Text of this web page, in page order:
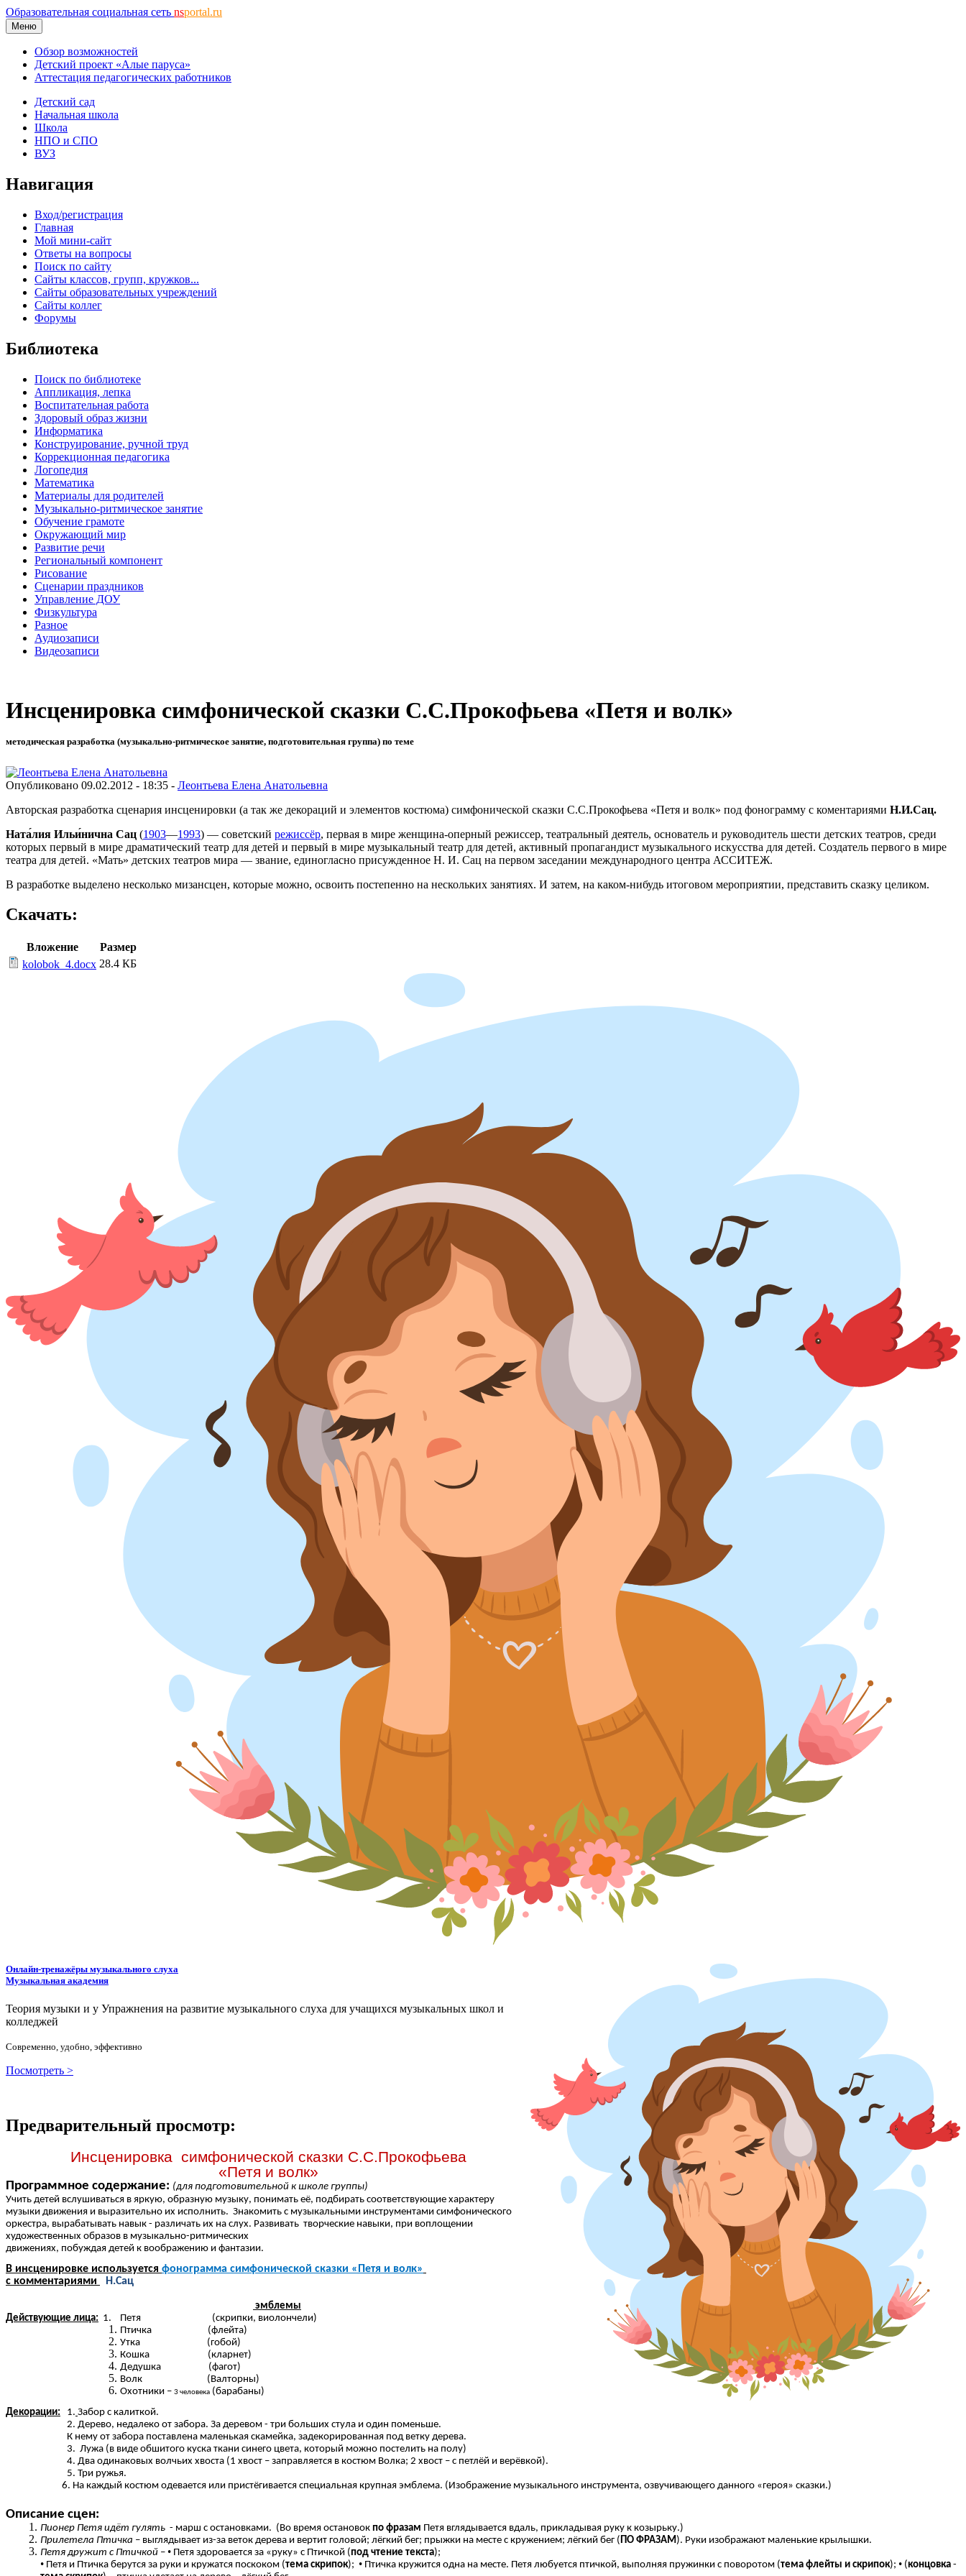
Образовательная социальная сеть nsportal.ru
Меню
Обзор возможностей
Детский проект «Алые паруса»
Аттестация педагогических работников
Детский сад
Начальная школа
Школа
НПО и СПО
ВУЗ
Навигация
Вход/регистрация
Главная
Мой мини-сайт
Ответы на вопросы
Поиск по сайту
Сайты классов, групп, кружков...
Сайты образовательных учреждений
Сайты коллег
Форумы
Библиотека
Поиск по библиотеке
Аппликация, лепка
Воспитательная работа
Здоровый образ жизни
Информатика
Конструирование, ручной труд
Коррекционная педагогика
Логопедия
Математика
Материалы для родителей
Музыкально-ритмическое занятие
Обучение грамоте
Окружающий мир
Развитие речи
Региональный компонент
Рисование
Сценарии праздников
Управление ДОУ
Физкультура
Разное
Аудиозаписи
Видеозаписи
Инсценировка симфонической сказки С.С.Прокофьева «Петя и волк»
методическая разработка (музыкально-ритмическое занятие, подготовительная группа) по теме
Опубликовано 09.02.2012 - 18:35 - Леонтьева Елена Анатольевна
Авторская разработка сценария инсценировки (а так же декораций и элементов костюма) симфонической сказки С.С.Прокофьева «Петя и волк» под фонограмму с коментариями Н.И.Сац.
Ната́лия Ильи́нична Сац (1903—1993) — советский режиссёр, первая в мире женщина-оперный режиссер, театральный деятель, основатель и руководитель шести детских театров, среди
которых первый в мире драматический театр для детей и первый в мире музыкальный театр для детей, активный пропагандист музыкального искусства для детей. Создатель первого в мире
театра для детей. «Мать» детских театров мира — звание, единогласно присужденное Н. И. Сац на первом заседании международного центра АССИТЕЖ.
В разработке выделено несколько мизансцен, которые можно, освоить постепенно на нескольких занятиях. И затем, на каком-нибудь итоговом мероприятии, представить сказку целиком.
Скачать:
Вложение
Размер
kolobok_4.docx 28.4 КБ
Онлайн-тренажёры музыкального слуха
Музыкальная академия
Теория музыки и у Упражнения на развитие музыкального слуха для учащихся музыкальных школ и
колледжей
Современно, удобно, эффективно
Посмотреть >
Предварительный просмотр:
Инсценировка симфонической сказки С.С.Прокофьева
«Петя и волк»
Программное содержание: (для подготовительной к школе группы)
Учить детей вслушиваться в яркую, образную музыку, понимать её, подбирать соответствующие характеру
музыки движения и выразительно их исполнить. Знакомить с музыкальными инструментами симфонического
оркестра, вырабатывать навык - различать их на слух. Развивать творческие навыки, при воплощении
художественных образов в музыкально-ритмических
движениях, побуждая детей к воображению и фантазии.
В инсценировке используется фонограмма симфонической сказки «Петя и волк»
с комментариями
Н.Сац
эмблемы
Действующие лица: 1. Петя (скрипки, виолончели)
Птичка (флейта)
Утка (гобой)
Кошка (кларнет)
Дедушка (фагот)
Волк (Валторны)
Охотники – 3 человека(барабаны)
Декорации: 1. Забор с калиткой.
2. Дерево, недалеко от забора. За деревом - три больших стула и один поменьше.
К нему от забора поставлена маленькая скамейка, задекорированная под ветку дерева.
3. Лужа (в виде обшитого куска ткани синего цвета, который можно постелить на полу)
4. Два одинаковых волчьих хвоста (1 хвост – заправляется в костюм Волка; 2 хвост – с петлёй и верёвкой).
5. Три ружья.
6. На каждый костюм одевается или пристёгивается специальная крупная эмблема. (Изображение музыкального инструмента, озвучивающего данного «героя» сказки.)
Описание сцен:
Пионер Петя идёт гулять - марш с остановками. (Во время остановок по фразам Петя вглядывается вдаль, прикладывая руку к козырьку.)
Прилетела Птичка – выглядывает из-за веток дерева и вертит головой; лёгкий бег; прыжки на месте с кружением; лёгкий бег ( ПО ФРАЗАМ ). Руки изображают маленькие крылышки.
Петя дружит с Птичкой – • Петя здоровается за «руку» с Птичкой (под чтение текста);
• Петя и Птичка берутся за руки и кружатся поскоком (тема скрипок); • Птичка кружится одна на месте. Петя любуется птичкой, выполняя пружинки с поворотом (тема флейты и скрипок); • (концовка -